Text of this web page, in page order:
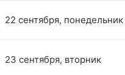
22 сентября, понедельник
23 сентября, вторник